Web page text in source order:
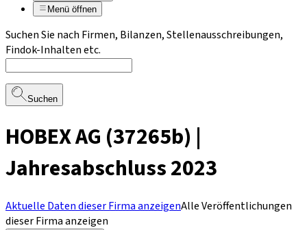
Menü öffnen
Suchen Sie nach Firmen, Bilanzen, Stellenausschreibungen,
Findok-Inhalten etc.
Suchen
HOBEX AG (37265b) |
Jahresabschluss 2023
Aktuelle Daten dieser Firma anzeigenAlle Veröffentlichungen
dieser Firma anzeigen